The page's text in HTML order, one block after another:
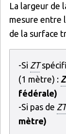
La largeur de
mesure entre
de la surface
-Si ZT
(1 mètre) :
fédérale)
-Si pas de ZT
mètre)